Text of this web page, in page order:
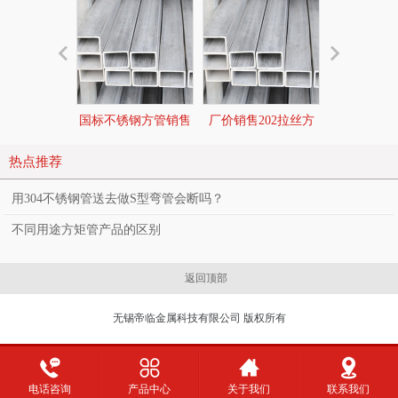
国标不锈钢方管销售 厂价销售202拉丝方
热点推荐
用304不锈钢管送去做S型弯管会断吗？
不同用途方矩管产品的区别
返回顶部
无锡帝临金属科技有限公司 版权所有
电话咨询 产品中心 关于我们 联系我们